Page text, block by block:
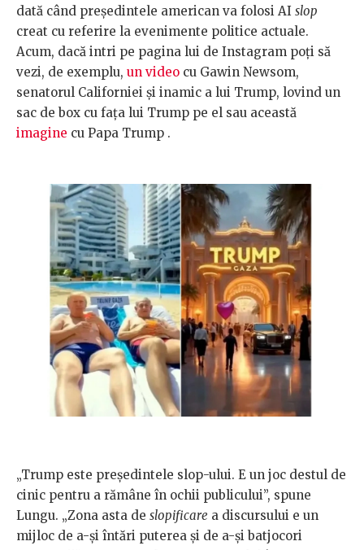
dată când președintele american va folosi AI slop
creat cu referire la evenimente politice actuale.
Acum, dacă intri pe pagina lui de Instagram poți să
vezi, de exemplu, un video cu Gawin Newsom,
senatorul Californiei și inamic a lui Trump, lovind un
sac de box cu fața lui Trump pe el sau această
imagine cu Papa Trump .
„Trump este președintele slop-ului. E un joc destul de
cinic pentru a rămâne în ochii publicului”, spune
Lungu. „Zona asta de slopificare a discursului e un
mijloc de a-și întări puterea și de a-și batjocori